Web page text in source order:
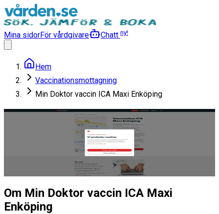
Mina sidorFör vårdgivare Chatt ny!
Hem
Vaccinationsmottagning
Min Doktor vaccin ICA Maxi Enköping
Min Doktor vaccin ICA Maxi
Vaccinationsmottagning
Om Min Doktor vaccin ICA Maxi
Enköping